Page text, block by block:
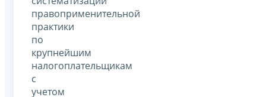
правоприменительной
практики
по
крупнейшим
налогоплательщикам
с
учетом